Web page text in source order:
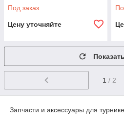
нержавеющей стали
Под заказ
Цену уточняйте
1 / 2
Запчасти и аксессуары для